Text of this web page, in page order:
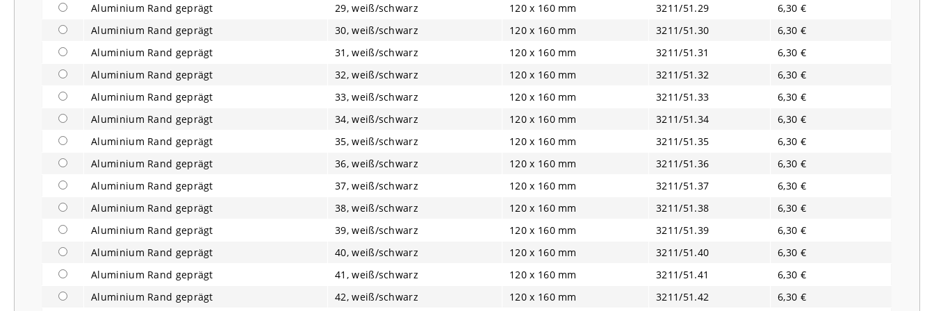
Aluminium Rand geprägt
29, weiß/schwarz 120 x 160 mm 3211/51.29
6,30 €
Aluminium Rand geprägt
30, weiß/schwarz 120 x 160 mm 3211/51.30
6,30 €
Aluminium Rand geprägt
31, weiß/schwarz 120 x 160 mm 3211/51.31
6,30 €
Aluminium Rand geprägt
32, weiß/schwarz 120 x 160 mm 3211/51.32
6,30 €
Aluminium Rand geprägt
33, weiß/schwarz 120 x 160 mm 3211/51.33
6,30 €
Aluminium Rand geprägt
34, weiß/schwarz 120 x 160 mm 3211/51.34
6,30 €
Aluminium Rand geprägt
35, weiß/schwarz 120 x 160 mm 3211/51.35
6,30 €
Aluminium Rand geprägt
36, weiß/schwarz 120 x 160 mm 3211/51.36
6,30 €
Aluminium Rand geprägt
37, weiß/schwarz 120 x 160 mm 3211/51.37
6,30 €
Aluminium Rand geprägt
38, weiß/schwarz 120 x 160 mm 3211/51.38
6,30 €
Aluminium Rand geprägt
39, weiß/schwarz 120 x 160 mm 3211/51.39
6,30 €
Aluminium Rand geprägt
40, weiß/schwarz 120 x 160 mm 3211/51.40
6,30 €
Aluminium Rand geprägt
41, weiß/schwarz 120 x 160 mm 3211/51.41
6,30 €
Aluminium Rand geprägt
42, weiß/schwarz 120 x 160 mm 3211/51.42
6,30 €